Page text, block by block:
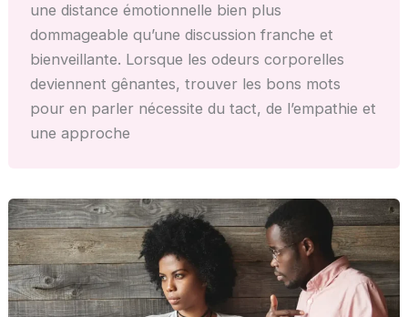
une distance émotionnelle bien plus
dommageable qu’une discussion franche et
bienveillante. Lorsque les odeurs corporelles
deviennent gênantes, trouver les bons mots
pour en parler nécessite du tact, de l’empathie et
une approche